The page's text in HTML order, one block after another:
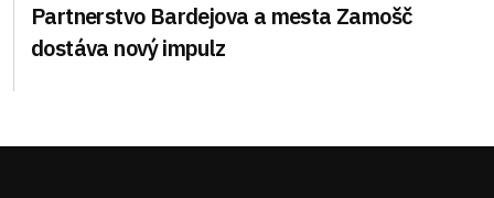
Partnerstvo Bardejova a mesta Zamošč
dostáva nový impulz